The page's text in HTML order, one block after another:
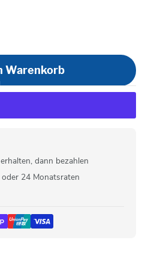
Warenkorb
dann bezahlen
24 Monatsraten